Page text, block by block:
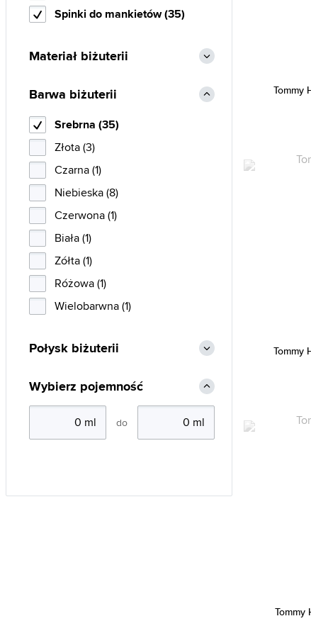
Tommy
Tommy
Tommy
Spinki do mankietów (35)
Materiał biżuterii
Barwa biżuterii
Srebrna (35)
Złota (3)
Czarna (1)
Niebieska (8)
Czerwona (1)
Biała (1)
Zółta (1)
Różowa (1)
Wielobarwna (1)
Połysk biżuterii
Wybierz pojemność
do